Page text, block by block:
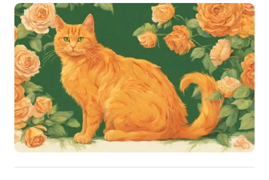
tạo dựng nhiều mối quan hệ tốt đẹp.